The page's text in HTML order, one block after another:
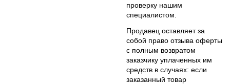
проверку нашим
специалистом.
Продавец оставляет за
собой право отзыва оферты
с полным возвратом
заказчику уплаченных им
средств в случаях: если
заказанный товар